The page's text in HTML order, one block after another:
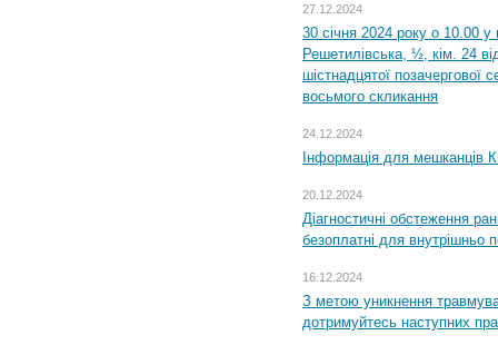
27.12.2024
30 січня 2024 року о 10.00 у
Решетилівська, ½, кім. 24
шістнадцятої позачергової
восьмого скликання
24.12.2024
Інформація для мешканців
20.12.2024
Діагностичні обстеження
безоплатні для внутрішньо
16.12.2024
З метою уникнення
дотримуйтесь наступних